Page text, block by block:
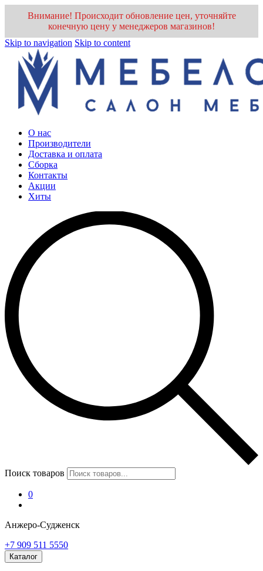
Внимание! Происходит обновление цен, уточняйте
конечную цену у менеджеров магазинов!
Skip to navigation Skip to content
О нас
Производители
Доставка и оплата
Cборка
Контакты
Акции
Хиты
Поиск товаров
0
Анжеро-Судженск
+7 909 511 5550
Каталог